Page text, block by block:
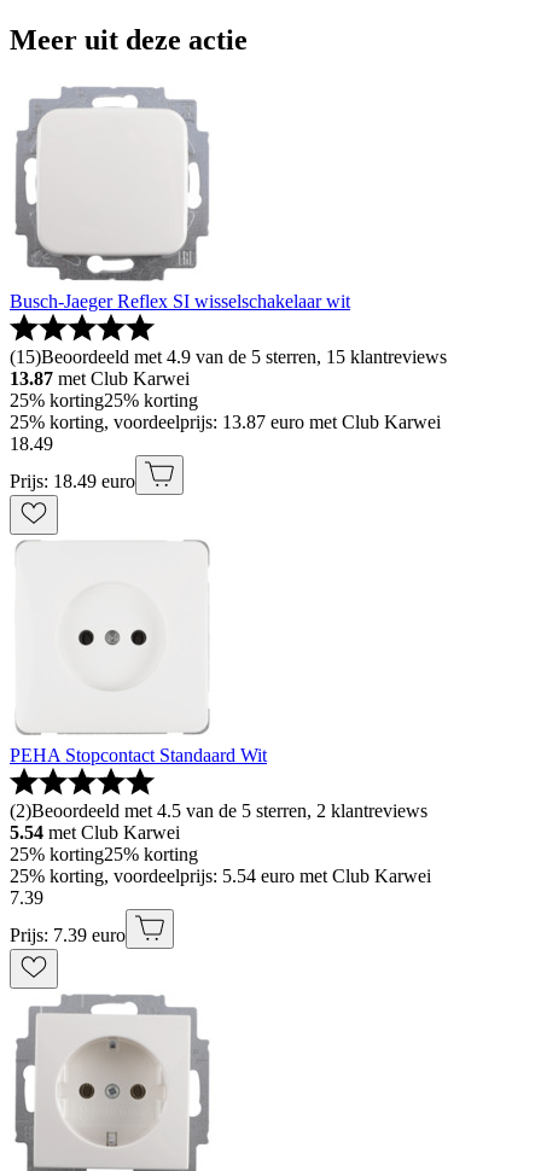
Meer uit deze actie
Busch-Jaeger Reflex SI wisselschakelaar wit
(15)Beoordeeld met 4.9 van de 5 sterren, 15 klantreviews
13.87 met Club Karwei
25% korting25% korting
25% korting, voordeelprijs: 13.87 euro met Club Karwei
18.49
Prijs: 18.49 euro
PEHA Stopcontact Standaard Wit
(2)Beoordeeld met 4.5 van de 5 sterren, 2 klantreviews
5.54 met Club Karwei
25% korting25% korting
25% korting, voordeelprijs: 5.54 euro met Club Karwei
7.39
Prijs: 7.39 euro